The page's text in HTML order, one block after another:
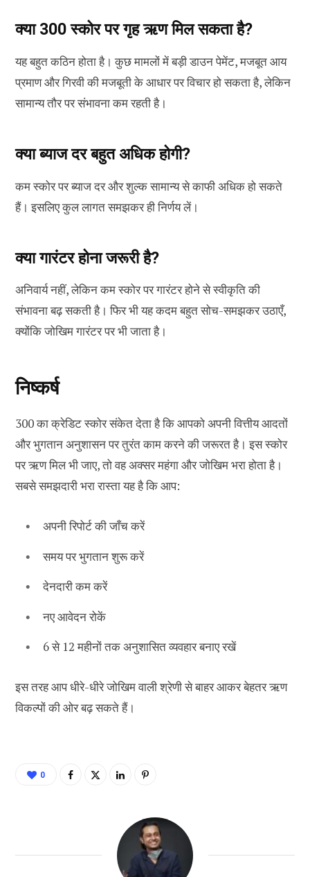
क्या 300 स्कोर पर गृह ऋण मिल सकता है?
यह बहुत कठिन होता है। कुछ मामलों में बड़ी डाउन पेमेंट, मजबूत आय
प्रमाण और गिरवी की मजबूती के आधार पर विचार हो सकता है, लेकिन
सामान्य तौर पर संभावना कम रहती है।
क्या ब्याज दर बहुत अधिक होगी?
कम स्कोर पर ब्याज दर और शुल्क सामान्य से काफी अधिक हो सकते
हैं। इसलिए कुल लागत समझकर ही निर्णय लें।
क्या गारंटर होना जरूरी है?
अनिवार्य नहीं, लेकिन कम स्कोर पर गारंटर होने से स्वीकृति की
संभावना बढ़ सकती है। फिर भी यह कदम बहुत सोच-समझकर उठाएँ,
क्योंकि जोखिम गारंटर पर भी जाता है।
निष्कर्ष
300 का क्रेडिट स्कोर संकेत देता है कि आपको अपनी वित्तीय आदतों
और भुगतान अनुशासन पर तुरंत काम करने की जरूरत है। इस स्कोर
पर ऋण मिल भी जाए, तो वह अक्सर महंगा और जोखिम भरा होता है।
सबसे समझदारी भरा रास्ता यह है कि आप:
अपनी रिपोर्ट की जाँच करें
समय पर भुगतान शुरू करें
देनदारी कम करें
नए आवेदन रोकें
6 से 12 महीनों तक अनुशासित व्यवहार बनाए रखें
इस तरह आप धीरे-धीरे जोखिम वाली श्रेणी से बाहर आकर बेहतर ऋण
विकल्पों की ओर बढ़ सकते हैं।
0